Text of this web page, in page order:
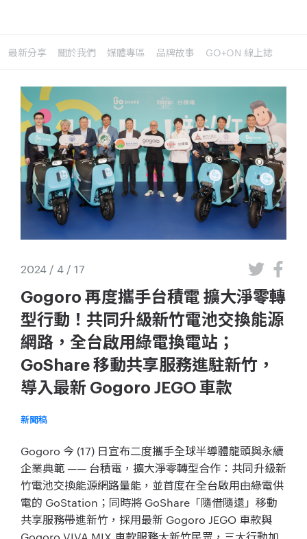
最新分享 關於我們 媒體專區 品牌故事 GO+ON 線上誌
2024 / 4 / 17
Gogoro 再度攜手台積電 擴大淨零轉
型行動！共同升級新竹電池交換能源
網路，全台啟用綠電換電站；
GoShare 移動共享服務進駐新竹，
導入最新 Gogoro JEGO 車款
新聞稿
Gogoro 今 (17) 日宣布二度攜手全球半導體龍頭與永續
企業典範 —— 台積電，擴大淨零轉型合作：共同升級新
竹電池交換能源網路量能，並首度在全台啟用由綠電供
電的 GoStation；同時將 GoShare「隨借隨還」移動
共享服務帶進新竹，採用最新 Gogoro JEGO 車款與